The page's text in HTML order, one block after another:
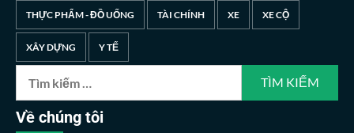
THỰC PHẨM - ĐỒ UỐNG TÀI CHÍNH XE XE CỘ
XÂY DỰNG Y TẾ
Về chúng tôi